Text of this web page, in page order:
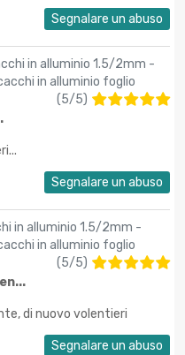
Segnalare un abuso
in alluminio 1.5/2mm -
in alluminio foglio
(5/5)
Segnalare un abuso
in alluminio 1.5/2mm -
in alluminio foglio
(5/5)
di nuovo volentieri
Segnalare un abuso